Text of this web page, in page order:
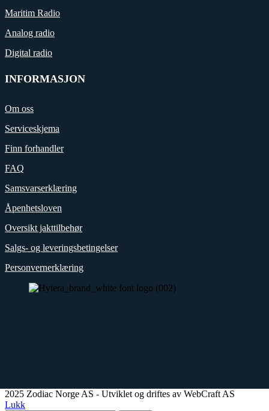
Maritim Radio
Analog radio
Digital radio
INFORMASJON
Om oss
Serviceskjema
Finn forhandler
FAQ
Samsvarserklæring
Åpenhetsloven
Oversikt jakttilbehør
Salgs- og leveringsbetingelser
Personvernerklæring
2025 Zodiac Norge AS - Utviklet og driftes av WebCraft AS
Lukk